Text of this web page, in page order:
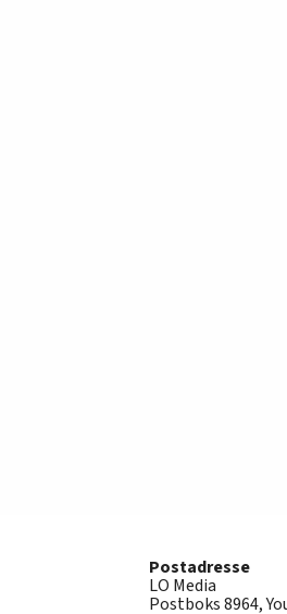
Postadresse
LO Media
Postboks 8964,